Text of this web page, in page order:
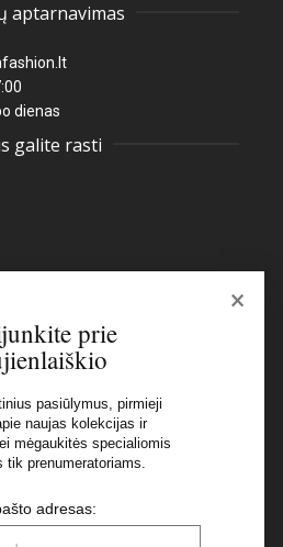
aptarnavimas
dienas
galite rasti
su Privatumo Politikos
×
prie
pasiūlymus, pirmieji
naujas kolekcijas ir
mėgaukitės specialiomis
tik prenumeratoriams.
adresas: